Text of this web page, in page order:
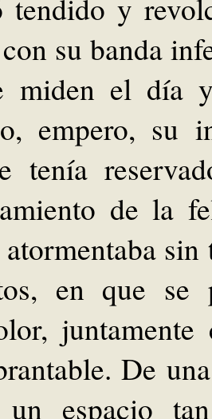
tendido y
su banda
miden el día
empero, su
tenía
de la
sin
en que
De
un espacio